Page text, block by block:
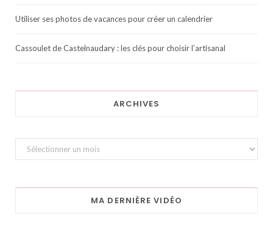
Utiliser ses photos de vacances pour créer un calendrier
Cassoulet de Castelnaudary : les clés pour choisir l’artisanal
ARCHIVES
Archives
MA DERNIÈRE VIDÉO